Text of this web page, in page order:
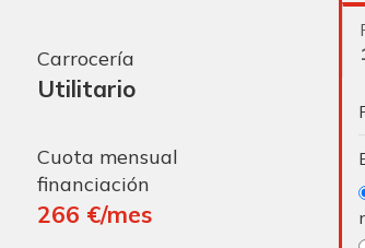
Carrocería
Utilitario
Cuota mensual
financiación
266 €/mes